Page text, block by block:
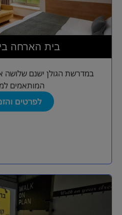
בית הארחה
במדרשת הגולן ישנם שלושה
המותאמים
לפרטים